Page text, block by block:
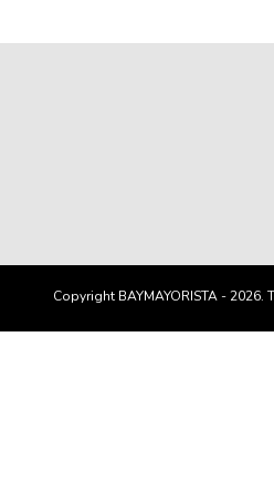
Copyright BAYMAYORISTA -